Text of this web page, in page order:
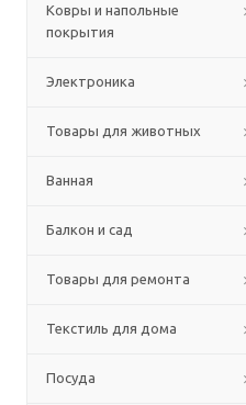
Ковры и напольные
покрытия
Электроника
Товары для животных
Ванная
Балкон и сад
Товары для ремонта
Текстиль для дома
Посуда